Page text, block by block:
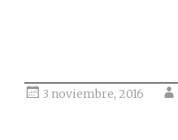
3 noviembre, 2016